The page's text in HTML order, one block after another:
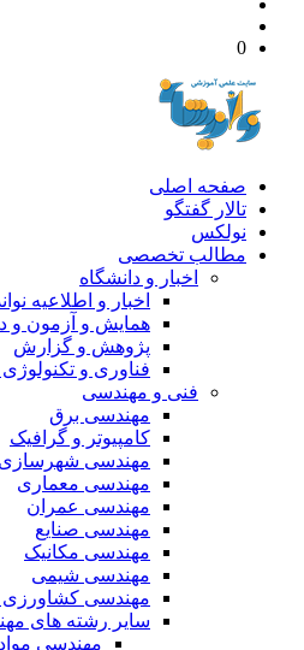
صفحه اصلی
تالار گفتگو
نولکس
مطالب تخصصی
اخبار و دانشگاه
اخبار و اطلاعیه
همایش و آزمون و
پژوهش و گزارش
فناوری و تکنولوژی روز
فنی و مهندسی
مهندسی برق
کامپیوتر و گرافیک
مهندسی شهرسازی
مهندسی معماری
مهندسی عمران
مهندسی صنایع
مهندسی مکانیک
مهندسی شیمی
مهندسی کشاورزی و
سایر رشته های
مهندسی مواد